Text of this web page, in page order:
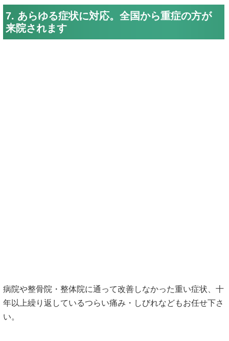
7. あらゆる症状に対応。全国から重症の方が
来院されます
病院や整骨院・整体院に通って改善しなかった重い症状、十
年以上繰り返しているつらい痛み・しびれなどもお任せ下さ
い。